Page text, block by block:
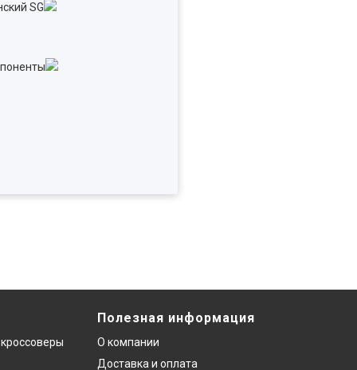
Полезная информация
О компании
Доставка и оплата